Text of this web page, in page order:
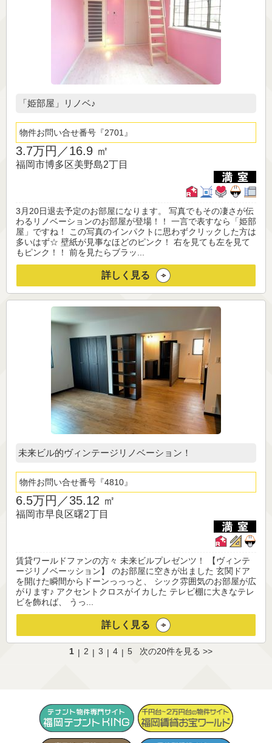
「姫部屋」リノベ♪
物件お問い合せ番号 2701
3.7万円／16.9 ㎡
福岡市博多区美野島2丁目
3月20日退去予定のお部屋になります。 写真でもその凄さが伝
わるリノベーションのお部屋が登場！！ 一言で表すなら「姫部
屋」ですね！ この写真のインパクトに思わずクリックした方は
多いはず☆ 壁紙が見事なほどのピンク！ 右を見ても左を見て
もピンク！！ 前を見たらブラッ...
詳しく見る
未来ビル的ヴィンテージリノベーション！
物件お問い合せ番号 4810
6.5万円／35.12 ㎡
福岡市早良区曙2丁目
賃貸ワールドファンの方々 未来ビルプレゼンツ！ 【ヴィンテ
ージリノベーッション】 のお部屋に空きが出ました 玄関ドア
を開けた瞬間からドーンっっっと、 シック雰囲気のお部屋が広
がります♪ アクセントクロスがイカした テレビ棚に大きなテレ
ビを飾れば、 うっ...
詳しく見る
1 | 2 | 3 | 4 | 5 次の20件を見る >>